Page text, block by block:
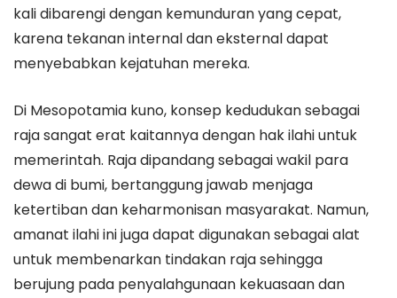
kali dibarengi dengan kemunduran yang cepat,
karena tekanan internal dan eksternal dapat
menyebabkan kejatuhan mereka.
Di Mesopotamia kuno, konsep kedudukan sebagai
raja sangat erat kaitannya dengan hak ilahi untuk
memerintah. Raja dipandang sebagai wakil para
dewa di bumi, bertanggung jawab menjaga
ketertiban dan keharmonisan masyarakat. Namun,
amanat ilahi ini juga dapat digunakan sebagai alat
untuk membenarkan tindakan raja sehingga
berujung pada penyalahgunaan kekuasaan dan